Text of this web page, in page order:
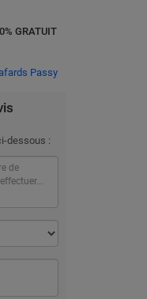
GRATUIT
Passy
dessous :